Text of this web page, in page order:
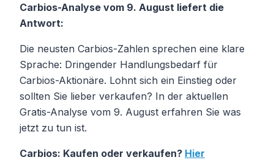
Carbios-Analyse vom 9. August liefert die
Antwort:
Die neusten Carbios-Zahlen sprechen eine klare
Sprache: Dringender Handlungsbedarf für
Carbios-Aktionäre. Lohnt sich ein Einstieg oder
sollten Sie lieber verkaufen? In der aktuellen
Gratis-Analyse vom 9. August erfahren Sie was
jetzt zu tun ist.
Carbios: Kaufen oder verkaufen? Hier